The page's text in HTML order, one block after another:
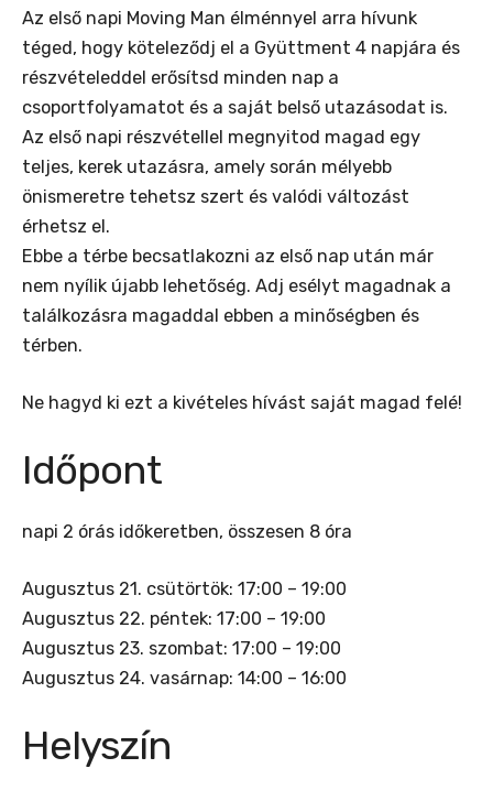
Az első napi Moving Man élménnyel arra hívunk
téged, hogy köteleződj el a Gyüttment 4 napjára és
részvételeddel erősítsd minden nap a
csoportfolyamatot és a saját belső utazásodat is.
Az első napi részvétellel megnyitod magad egy
teljes, kerek utazásra, amely során mélyebb
önismeretre tehetsz szert és valódi változást
érhetsz el.
Ebbe a térbe becsatlakozni az első nap után már
nem nyílik újabb lehetőség. Adj esélyt magadnak a
találkozásra magaddal ebben a minőségben és
térben.
Ne hagyd ki ezt a kivételes hívást saját magad felé!
Időpont
napi 2 órás időkeretben, összesen 8 óra
Augusztus 21. csütörtök: 17:00 – 19:00
Augusztus 22. péntek: 17:00 – 19:00
Augusztus 23. szombat: 17:00 – 19:00
Augusztus 24. vasárnap: 14:00 – 16:00
Helyszín